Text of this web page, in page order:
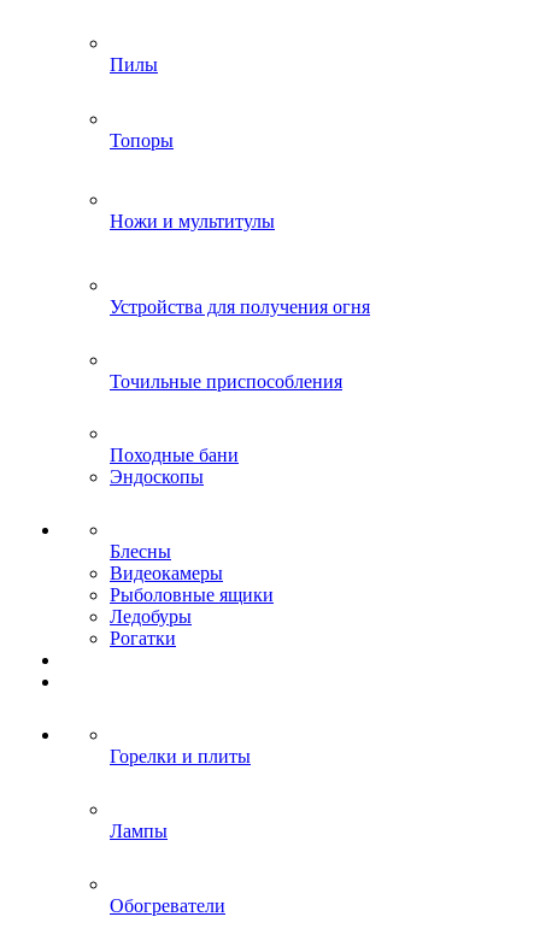
Пилы
Топоры
Ножи и мультитулы
Устройства для получения огня
Точильные приспособления
Походные бани
Эндоскопы
Блесны
Видеокамеры
Рыболовные ящики
Ледобуры
Рогатки
Горелки и плиты
Лампы
Обогреватели